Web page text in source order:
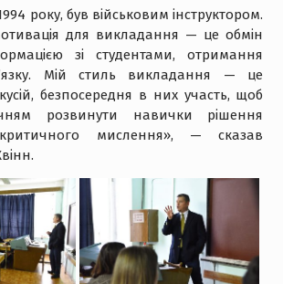
року, був військовим інструктором.
для викладання — це обмін
зі студентами, отримання
Мій стиль викладання — це
безпосередня в них участь, щоб
розвинути навички рішення
мислення», — сказав